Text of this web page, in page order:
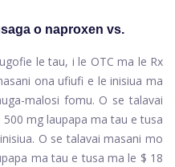
o naproxen vs.
le tau, i le OTC ma le Rx
ona ufiufi e le inisiua ma
malosi fomu. O se talavai
mg laupapa ma tau e tusa
O se talavai masani mo
ma tau e tusa ma le $ 18